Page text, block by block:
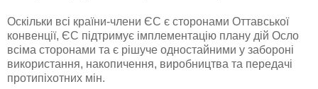
Оскільки всі країни-члени ЄС є сторонами Оттавської
конвенції, ЄС підтримує імплементацію плану дій Осло
всіма сторонами та є рішуче одностайними у забороні
використання, накопичення, виробництва та передачі
протипіхотних мін.